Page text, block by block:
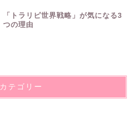
「トラリピ世界戦略」が気になる3
つの理由
カテゴリー